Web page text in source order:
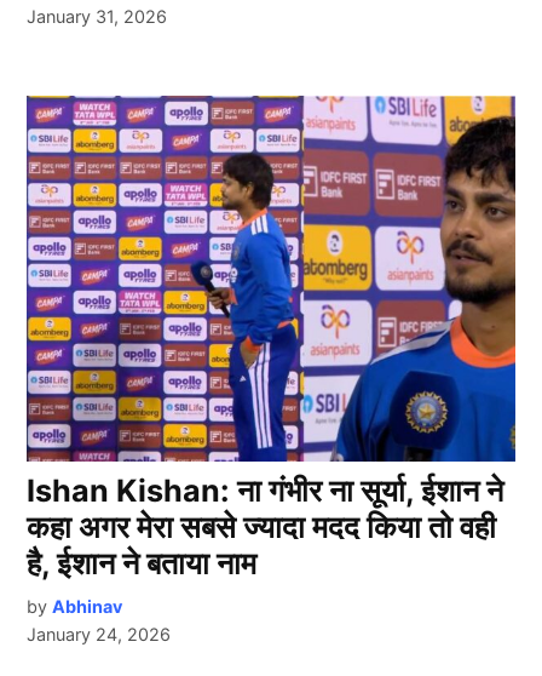
January 31, 2026
Ishan Kishan: ना गंभीर ना सूर्या, ईशान ने
कहा अगर मेरा सबसे ज्यादा मदद किया तो वही
है, ईशान ने बताया नाम
by Abhinav
January 24, 2026